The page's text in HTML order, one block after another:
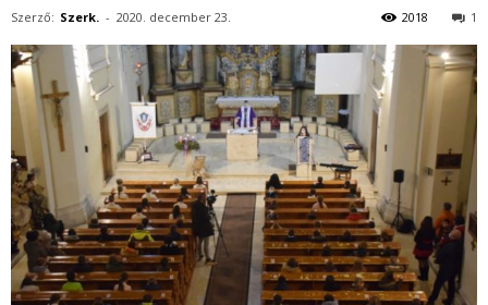
Szerző: Szerk. - 2020. december 23. 1
2018